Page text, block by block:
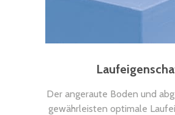
Der angeraute Boden und
gewährleisten optimale